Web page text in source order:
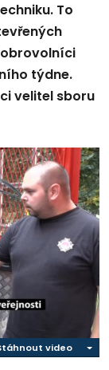
To
týdne.
velitel sboru
video